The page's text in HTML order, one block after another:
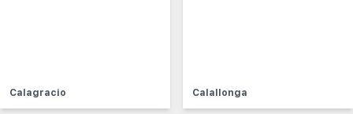
Calagracio Calallonga